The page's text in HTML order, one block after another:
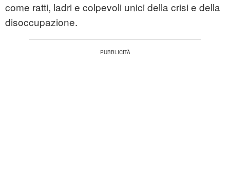
come ratti, ladri e colpevoli unici della crisi e della
disoccupazione.